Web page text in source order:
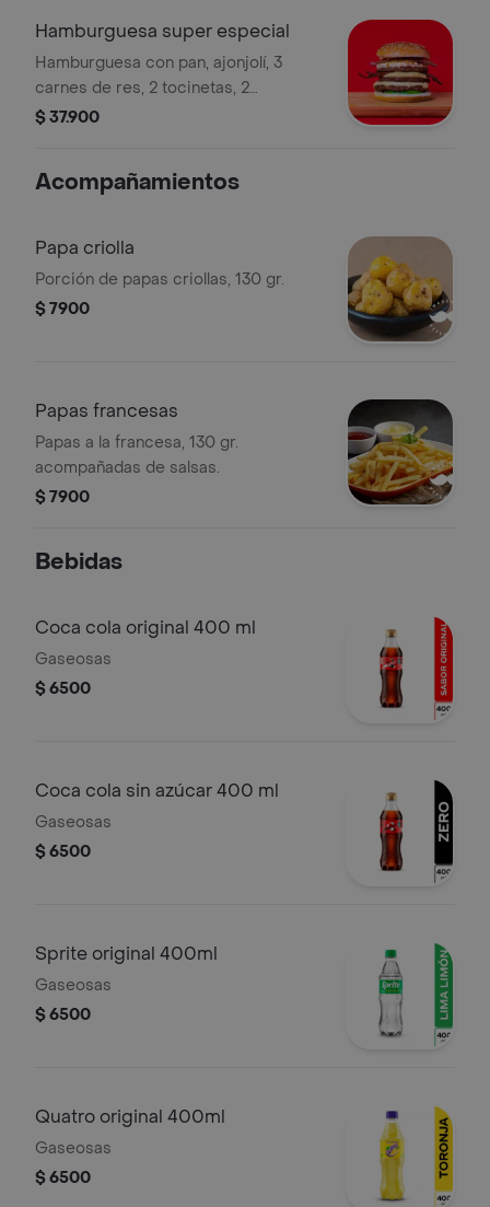
Hamburguesa super especial
Hamburguesa con pan, ajonjolí, 3
carnes de res, 2 tocinetas, 2
porciones de queso mozzarella
$ 37.900
Acompañamientos
Papa criolla
Porción de papas criollas, 130 gr.
$ 7900
Papas francesas
Papas a la francesa, 130 gr.
acompañadas de salsas.
$ 7900
Bebidas
Coca cola original 400 ml
Gaseosas
$ 6500
Coca cola sin azúcar 400 ml
Gaseosas
$ 6500
Sprite original 400ml
Gaseosas
$ 6500
Quatro original 400ml
Gaseosas
$ 6500